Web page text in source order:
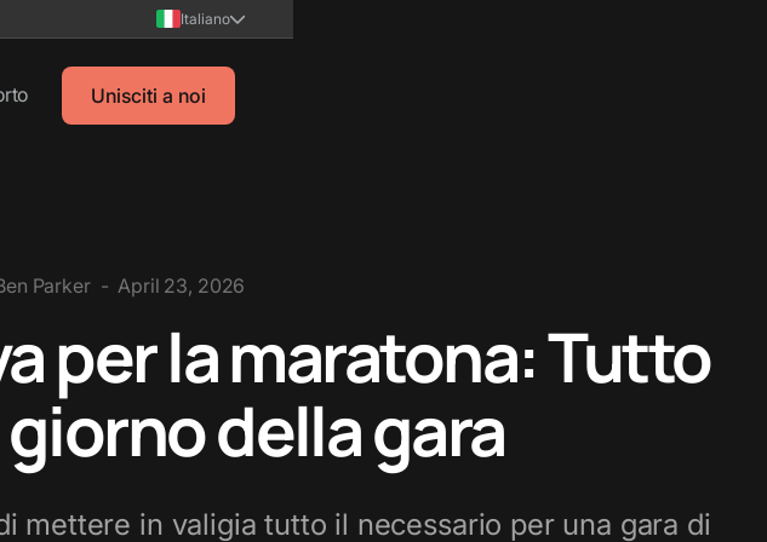
Italiano
Unisciti a noi
Parker - April 23, 2026
per la maratona: Tutto
della gara
mettere in valigia tutto il necessario per una gara di